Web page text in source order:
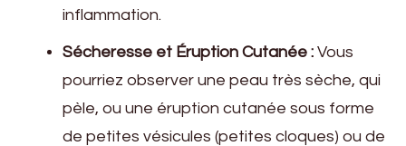
inflammation.
Sécheresse et Éruption Cutanée : Vous
pourriez observer une peau très sèche, qui
pèle, ou une éruption cutanée sous forme
de petites vésicules (petites cloques) ou de